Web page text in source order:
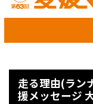
走る理由(ラン
援メッセージ